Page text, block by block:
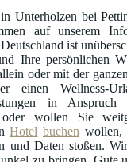
in Unterholzen bei
auf unserem
ist
Ihre persönlichen
oder mit der
einen Wellness-
in Anspruch
wollen Sie
Hotel buchen wollen,
und Daten stoßen.